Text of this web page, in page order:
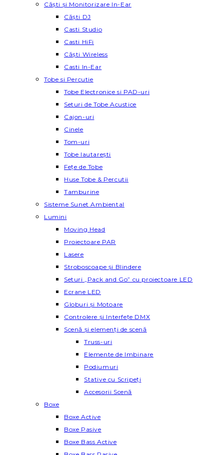
Căști și Monitorizare In-Ear
Căști DJ
Casti Studio
Casti HiFi
Căști Wireless
Casti In-Ear
Tobe si Percutie
Tobe Electronice si PAD-uri
Seturi de Tobe Acustice
Cajon-uri
Cinele
Tom-uri
Tobe lautareşti
Fețe de Tobe
Huse Tobe & Percutii
Tamburine
Sisteme Sunet Ambiental
Lumini
Moving Head
Proiectoare PAR
Lasere
Stroboscoape și Blindere
Seturi „Pack and Go” cu proiectoare LED
Ecrane LED
Globuri și Motoare
Controlere și Interfețe DMX
Scenă și elemenți de scenă
Truss-uri
Elemente de Imbinare
Podiumuri
Stative cu Scripeți
Accesorii Scenă
Boxe
Boxe Active
Boxe Pasive
Boxe Bass Active